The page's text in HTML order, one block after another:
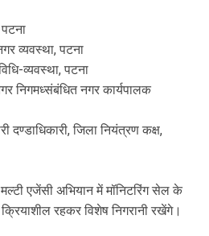
व्यवस्था, पटना
व्यवस्था, पटना
निगमध्संबंधित नगर कार्यपालक
दण्डाधिकारी, जिला नियंत्रण कक्ष,
मल्टी एजेंसी अभियान में मॉनिटरिंग सेल के
रहकर विशेष निगरानी रखेंगे।